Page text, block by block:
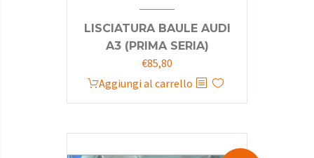
LISCIATURA BAULE AUDI
A3 (PRIMA SERIA)
Il
prezzo
€110,00.
€85,80
prezzo
€85,80.
Aggiungi al carrello